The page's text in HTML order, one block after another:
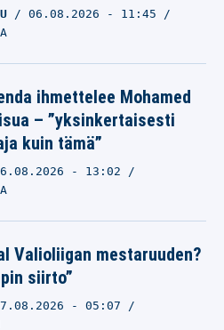
06.08.2026 - 11:45
ihmettelee Mohamed
– ”yksinkertaisesti
kuin tämä”
- 13:02
Valioliigan mestaruuden?
siirto”
- 05:07